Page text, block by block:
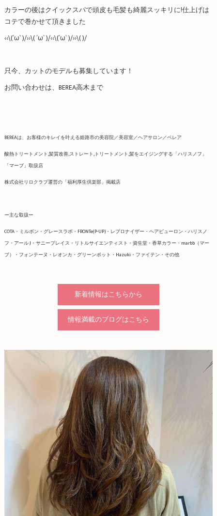
カラーの後はクイックスパで頭皮も毛髪も綺麗スッキリに!仕上げは
コテで巻かせて頂きました
‹‹\(´ω` )/››\( ´ω` )/‹‹\(´ω` )/››\( )/
只今、カットのモデルも募集しています！
お問い合わせは、BEREA高木まで
BEREAは、お客様のキレイを叶える姫路市の美容院／美容室／ヘアサロン／ベレア
酸熱トリートメント,髪質改善,ストレート,トリートメント,髪をエイジングする「ハリスノフ」
「マーブ」取扱店
株式会社リロクラブ運営の「福利厚生倶楽部」掲載店
ー主な取扱ー
COTA・ミルボン・グレースラボ・FRONTe(P-UP)・レプロナイザー・ヘアビューロン・ハリスノ
フ・アール J・サニープレイス・リトルサイエンティスト・資生堂・香草カラー・marbb（マー
ブ）・フォンテーヌ・レオンカ・グリーンポット・Hazuki・ファイテン・その他
新着情報はこちらから
情報満載のブログはこちら